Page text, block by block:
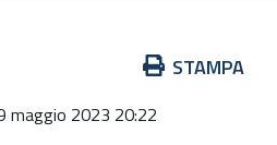
STAMPA
maggio 2023 20:22